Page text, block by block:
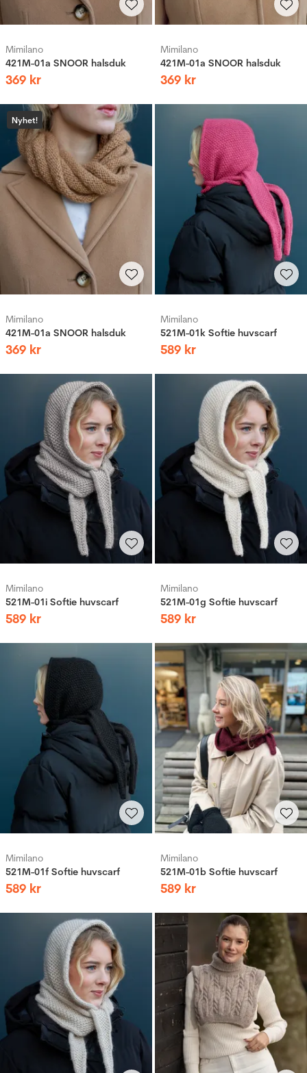
Mimilano
421M-01a SNOOR halsduk
369 kr
Mimilano
421M-01a SNOOR halsduk
369 kr
Nyhet!
Mimilano
421M-01a SNOOR halsduk
369 kr
Mimilano
521M-01k Softie huvscarf
589 kr
Mimilano
521M-01i Softie huvscarf
589 kr
Mimilano
521M-01g Softie huvscarf
589 kr
Mimilano
521M-01f Softie huvscarf
589 kr
Mimilano
521M-01b Softie huvscarf
589 kr